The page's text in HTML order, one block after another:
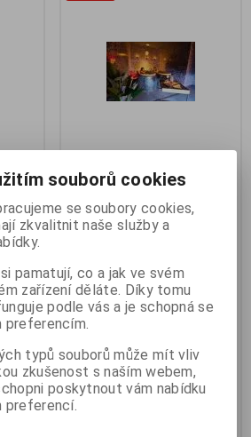
a
plně
Tento
jak
KOUPEL PRO 2 OSOBY dle
Katalogové číslo:02002
Termín dodání (dny):
občerstvením je ideální způsob,
jak si dopřát okamžik klidu a
odpočinku. Tato kombinace
nabízí nejen uvolnění těla ve
voňavé koupeli s aromatickými
přípravky, ale i příjemné
občerstvení, které umožňuje plně
si vychutnat chvíle pohody. Tento
rituál je skvělým způsobem, jak
uniknout každodenním
starostem a dopřát si...
souborů cookies
se soubory cookies,
zkvalitnit naše služby a
pamatují, co a jak ve svém
zařízení děláte. Díky tomu
podle vás a je schopná se
preferencím.
typů souborů může mít vliv
zkušenost s naším webem,
poskytnout vám nabídku
preferencí.